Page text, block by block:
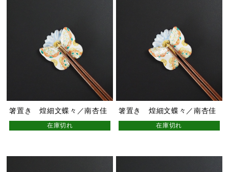
箸置き 煌細文蝶々／南杏佳
在庫切れ
箸置き 煌細文蝶々／南杏佳
在庫切れ